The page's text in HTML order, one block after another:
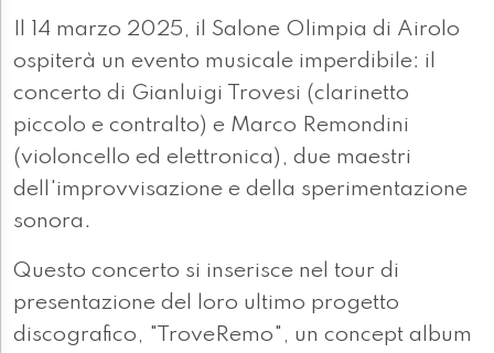
Il 14 marzo 2025, il Salone Olimpia di Airolo
ospiterà un evento musicale imperdibile: il
concerto di Gianluigi Trovesi (clarinetto
piccolo e contralto) e Marco Remondini
(violoncello ed elettronica), due maestri
dell'improvvisazione e della sperimentazione
sonora.
Questo concerto si inserisce nel tour di
presentazione del loro ultimo progetto
discografico, "TroveRemo", un concept album